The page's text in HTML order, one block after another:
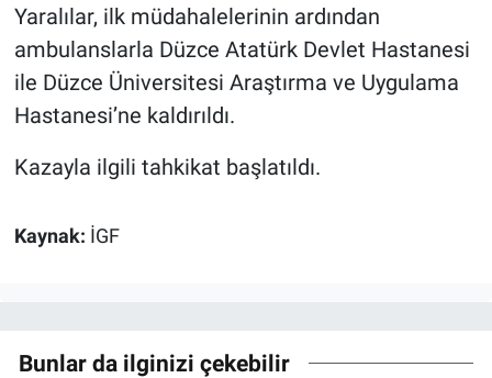
Yaralılar, ilk müdahalelerinin ardından
ambulanslarla Düzce Atatürk Devlet Hastanesi
ile Düzce Üniversitesi Araştırma ve Uygulama
Hastanesi’ne kaldırıldı.
Kazayla ilgili tahkikat başlatıldı.
Kaynak: İGF
Bunlar da ilginizi çekebilir